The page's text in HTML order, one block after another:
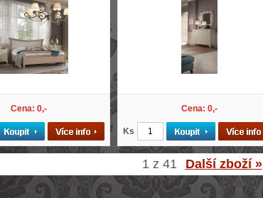
Cena: 0,- Cena: 0,-
Ks
1 z 41 Další zboží »